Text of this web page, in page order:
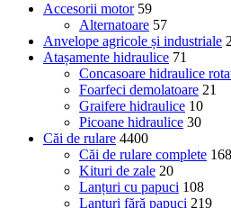
Accesorii motor 59
Alternatoare 57
Anvelope agricole și industriale
Atașamente hidraulice 71
Concasoare hidraulice
Foarfeci demolatoare 21
Graifere hidraulice 10
Picoane hidraulice 30
Căi de rulare 4400
Căi de rulare complete
Kituri de zale 20
Lanțuri cu papuci 108
Lanțuri fără papuci 219